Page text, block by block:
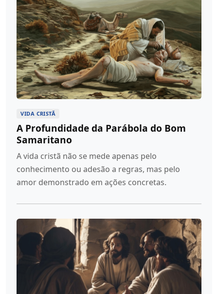
VIDA CRISTÃ
A Profundidade da Parábola do Bom
Samaritano
A vida cristã não se mede apenas pelo
conhecimento ou adesão a regras, mas pelo
amor demonstrado em ações concretas.